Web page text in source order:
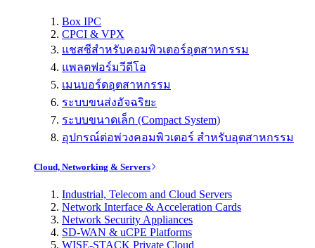
Box IPC
CPCI & VPX
แชสซีสำหรับคอมพิวเตอร์อุตสาหกรรม
แพลตฟอร์มวีดีโอ
เมนบอร์ดอุตสาหกรรม
ระบบขนส่งอัจฉริยะ
ระบบขนาดเล็ก (Compact System)
อุปกรณ์ต่อพ่วงคอมพิวเตอร์ สำหรับอุตสาหกรรม
Cloud, Networking & Servers
Industrial, Telecom and Cloud Servers
Network Interface & Acceleration Cards
Network Security Appliances
SD-WAN & uCPE Platforms
WISE-STACK Private Cloud